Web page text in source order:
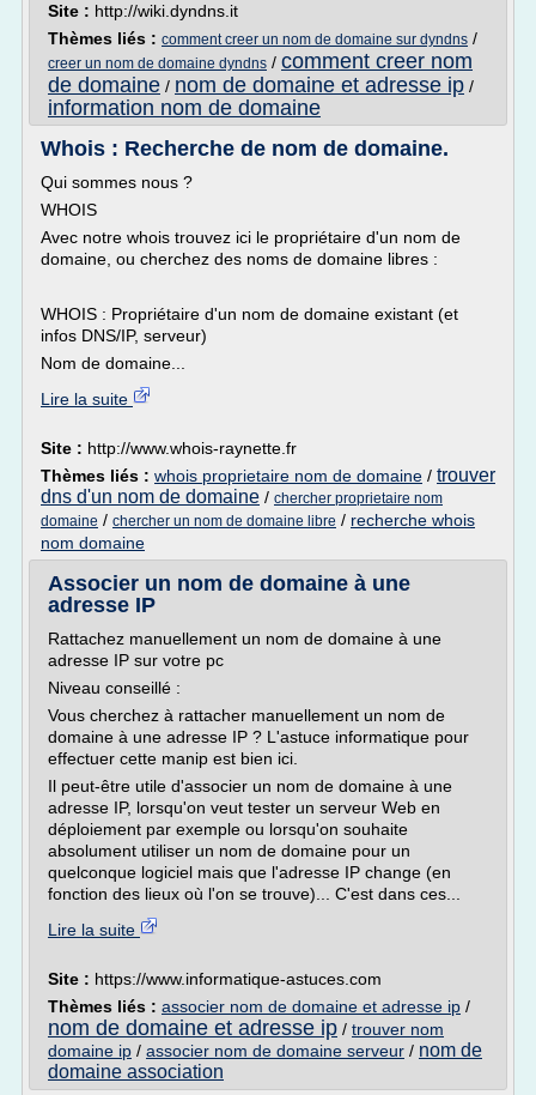
Site : http://wiki.dyndns.it
Thèmes liés : comment creer un nom de domaine sur dyndns /
creer un nom de domaine dyndns / comment creer nom
de domaine / nom de domaine et adresse ip /
information nom de domaine
Whois : Recherche de nom de domaine.
Qui sommes nous ?
WHOIS
Avec notre whois trouvez ici le propriétaire d'un nom de
domaine, ou cherchez des noms de domaine libres :
WHOIS : Propriétaire d'un nom de domaine existant (et
infos DNS/IP, serveur)
Nom de domaine...
Lire la suite
Site : http://www.whois-raynette.fr
Thèmes liés : whois proprietaire nom de domaine / trouver
dns d'un nom de domaine / chercher proprietaire nom
domaine / chercher un nom de domaine libre / recherche whois
nom domaine
Associer un nom de domaine à une
adresse IP
Rattachez manuellement un nom de domaine à une
adresse IP sur votre pc
Niveau conseillé :
Vous cherchez à rattacher manuellement un nom de
domaine à une adresse IP ? L'astuce informatique pour
effectuer cette manip est bien ici.
Il peut-être utile d'associer un nom de domaine à une
adresse IP, lorsqu'on veut tester un serveur Web en
déploiement par exemple ou lorsqu'on souhaite
absolument utiliser un nom de domaine pour un
quelconque logiciel mais que l'adresse IP change (en
fonction des lieux où l'on se trouve)... C'est dans ces...
Lire la suite
Site : https://www.informatique-astuces.com
Thèmes liés : associer nom de domaine et adresse ip /
nom de domaine et adresse ip / trouver nom
domaine ip / associer nom de domaine serveur / nom de
domaine association